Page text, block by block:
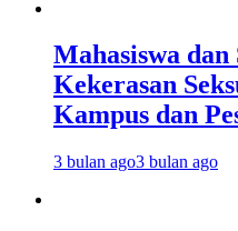
Mahasiswa
Kekerasan
Kampus dan
3 bulan ago3 bulan ago